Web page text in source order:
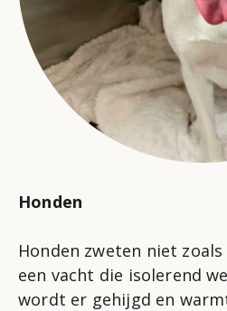
Honden
Honden zweten niet
een vacht die isolerend
wordt er gehijgd en